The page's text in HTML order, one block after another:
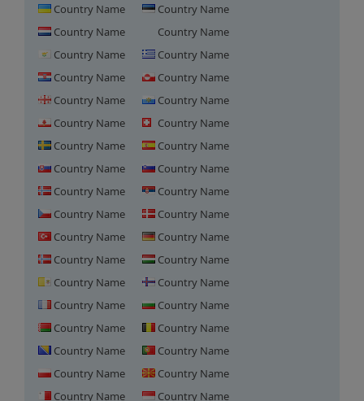
Country Name
Country Name
Country Name
Country Name
Country Name
Country Name
Country Name
Country Name
Country Name
Country Name
Country Name
Country Name
Country Name
Country Name
Country Name
Country Name
Country Name
Country Name
Country Name
Country Name
Country Name
Country Name
Country Name
Country Name
Country Name
Country Name
Country Name
Country Name
Country Name
Country Name
Country Name
Country Name
Country Name
Country Name
Country Name
Country Name